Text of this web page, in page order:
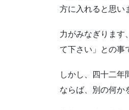
方に入れると思い
力がみなぎります
て下さい」との事
しかし、四十二年
ならば、別の何か